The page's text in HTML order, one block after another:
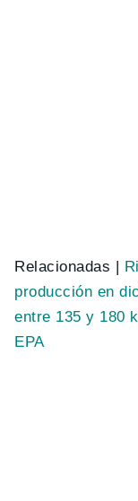
Relacionadas |
producción en
entre 135 y 180
EPA